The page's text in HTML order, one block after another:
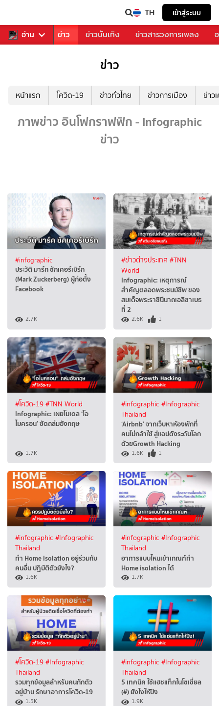
TH เข้าสู่ระบบ
อ่าน
คุณ กีฬา ข่าว ข่าวบันเทิง ข่าวสารวงการเพลง
ข่าว
หน้าแรก โควิด-19 ข่าวทั่วไทย ข่าวการเมือง ข่าว
ภาพข่าว อินโฟกราฟฟิก - Infographic
ข่าว
#infographic
ประวัติ มาร์ก ซักเคอร์เบิร์ก
(Mark Zuckerberg) ผู้ก่อตั้ง
Facebook
2.7K
#ข่าวต่างประเทศ #TNN
World
Infographic: เหตุการณ์
สำคัญตลอดพระชนม์ชีพ ของ
สมเด็จพระราชินีนาถเอลิซาเบธ
ที่ 2
2.6K 1
#โควิด-19#TNN World
Infographic: เผยโมเดล ‘โอ
ไมครอน’ ซัดถล่มอังกฤษ
1.7K
#infographic #Infographic
Thailand
‘Airbnb’ จากเว็บหาห้องพักที่
คนไม่กล้าใช้ สู่แอปดังระดับโลก
ด้วยGrowth Hacking
1.6K 1
#infographic #Infographic
Thailand
ทำ Home Isolation อยู่ร่วมกับ
คนอื่น ปฏิบัติตัวยังไง?
1.6K
#infographic #Infographic
Thailand
อาการแบบไหนเข้าเกณฑ์ทำ
Home isolation ได้
1.7K
#โควิด-19#Infographic
Thailand
รวมทุกข้อมูลสำหรับคนกักตัว
อยู่บ้าน รักษาอาการโควิด-19
1.5K
#infographic #Infographic
Thailand
5 เทคนิค ใช้แฮชแท็กในโซเชี่ยล
(#) ยังไงให้ปัง
1.9K